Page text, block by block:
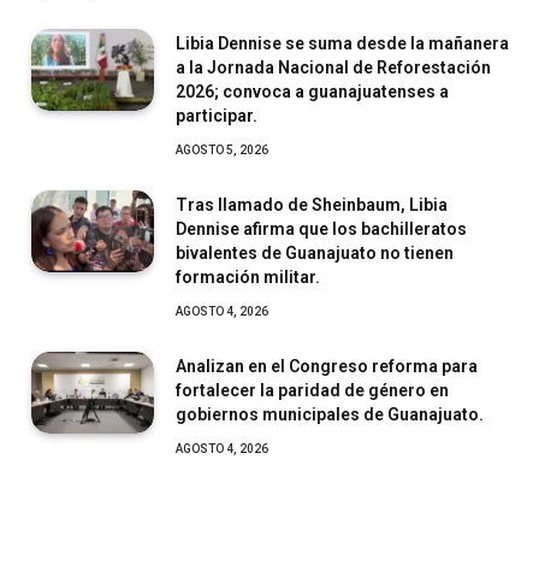
Libia Dennise se suma desde la mañanera
a la Jornada Nacional de Reforestación
2026; convoca a guanajuatenses a
participar.
AGOSTO 5, 2026
Tras llamado de Sheinbaum, Libia
Dennise afirma que los bachilleratos
bivalentes de Guanajuato no tienen
formación militar.
AGOSTO 4, 2026
Analizan en el Congreso reforma para
fortalecer la paridad de género en
gobiernos municipales de Guanajuato.
AGOSTO 4, 2026